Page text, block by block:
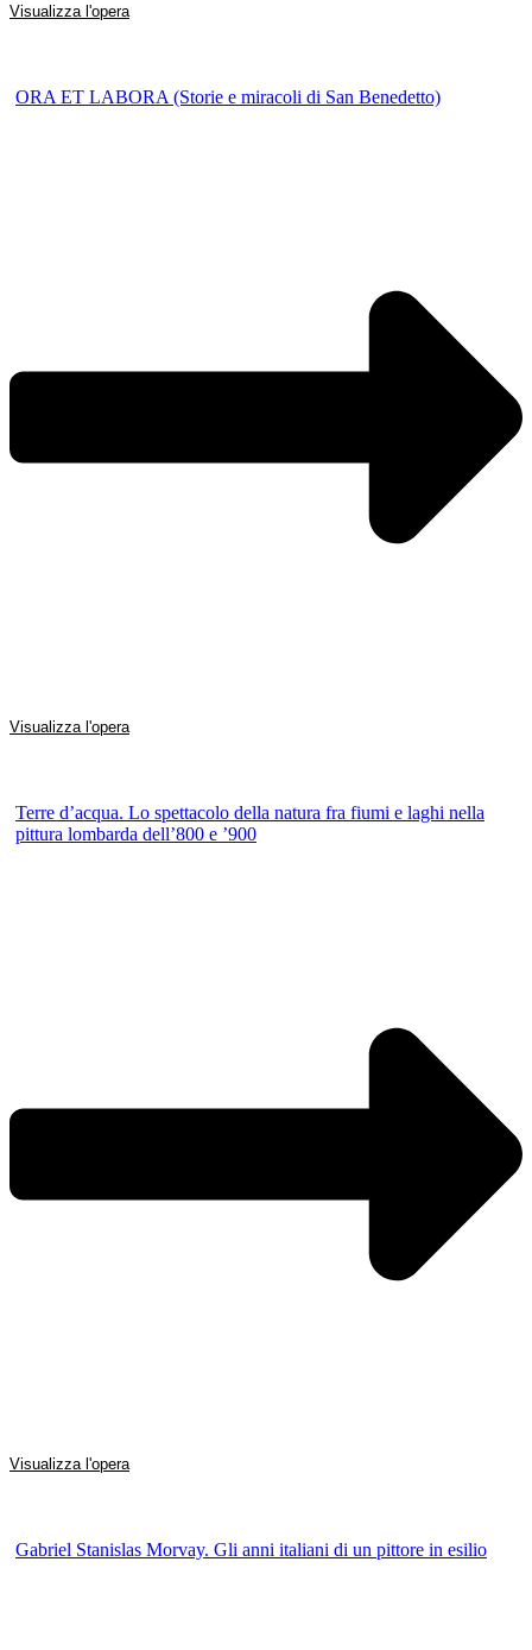
Visualizza l'opera
ORA ET LABORA (Storie e miracoli di San Benedetto)
Visualizza l'opera
Terre d’acqua. Lo spettacolo della natura fra fiumi e laghi nella
pittura lombarda dell’800 e ’900
Visualizza l'opera
Gabriel Stanislas Morvay. Gli anni italiani di un pittore in esilio